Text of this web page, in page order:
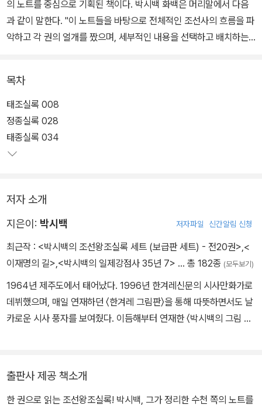
의 노트를 중심으로 기획된 책이다. 박시백 화백은 머리말에서 다음
과 같이 말한다. "이 노트들을 바탕으로 전체적인 조선사의 흐름을 파
악하고 각 권의 얼개를 짰으며, 세부적인 내용을 선택하고 배치하는
그 노트의 내용들을 다시 추려 정리한 것이 지금의 <박시백의 조선왕
조실록 연표>다. 이 책은 말 그대로 박시백 화백, 개인의 견해로 압축
한 <조선왕조실록>이다. 따라서 교과서적인 의미의 <조선왕조실록
>이 될 수는 없을 것이다. 하지만 10년 '실록 공부'의 정수이기에, 조
선사를 공부하고자 하는 역사책 독자나 조선사 관련 창작물을 준비하
목차
태조실록 008
정종실록 028
태종실록 034
저자 소개
지은이: 박시백 저자파일 신간알림 신청
최근작 : <박시백의 조선왕조실록 세트 (보급판 세트) - 전20권> <
이재명의 길> <박시백의 일제강점사 35년 7> … 총 182종 (모두보기)
1964년 제주도에서 태어났다. 1996년 한겨레신문의 시사만화가로
데뷔했으며, 매일 연재하던 〈한겨레 그림판〉을 통해 따뜻하면서도 날
카로운 시사 풍자를 보여줬다. 이듬해부터 연재한 〈박시백의 그림 세
신문사를 그만두었다. 2003년 《박시백의 조선왕조실록》 첫 권이 출
간되었고, 그해 대한민국 만화대상 장관상을 수상했다. 이후 10년간
출판사 제공 책소개
한 권으로 읽는 조선왕조실록! 박시백, 그가 정리한 수천 쪽의 노트를